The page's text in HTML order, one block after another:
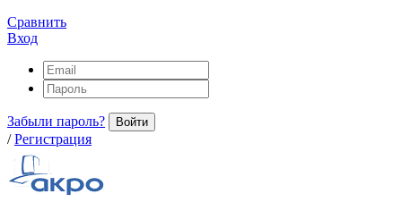
Сравнить
Вход
Забыли пароль? Войти
/ Регистрация